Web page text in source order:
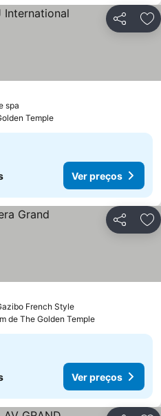
Partilhar
spa
preços
Temple
Ver preços
Partilhar
French StyleVer preços
de The Golden Temple
Ver preços